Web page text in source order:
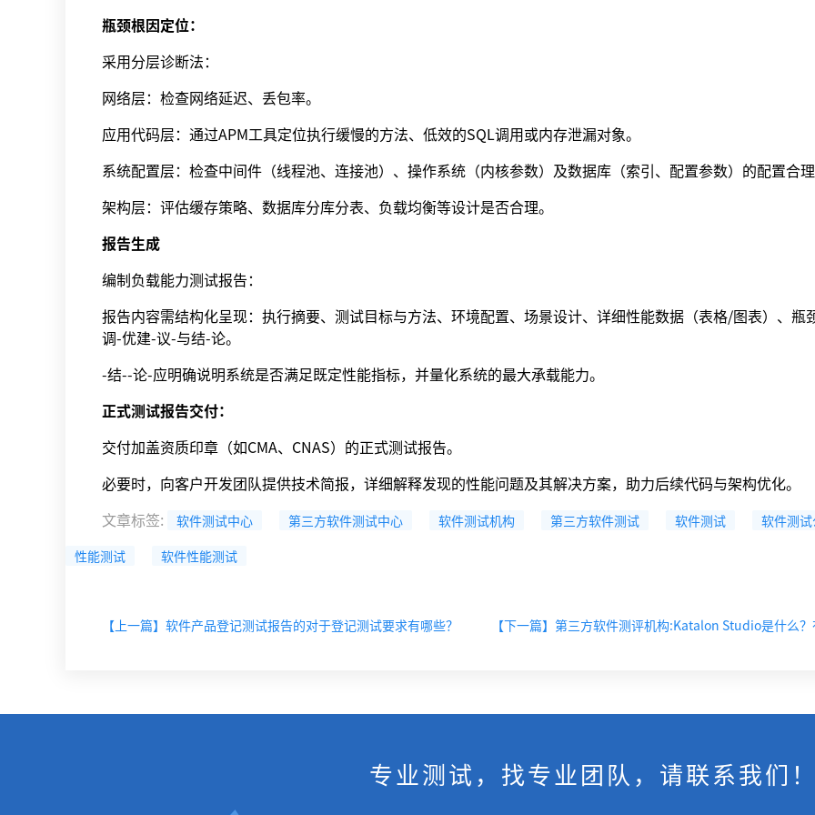
瓶颈根因定位：
采用分层诊断法：
网络层：检查网络延迟、丢包率。
应用代码层：通过APM工具定位执行缓慢的方法、低效的SQL调用或内存泄漏对象。
系统配置层：检查中间件（线程池、连接池）、操作系统（内核参数）及数据库（索引、配置参数）的配置合理
架构层：评估缓存策略、数据库分库分表、负载均衡等设计是否合理。
报告生成
编制负载能力测试报告：
报告内容需结构化呈现：执行摘要、测试目标与方法、环境配置、场景设计、详细性能数据（表格/图表）、瓶
调-优建-议-与结-论。
-结--论-应明确说明系统是否满足既定性能指标，并量化系统的最大承载能力。
正式测试报告交付：
交付加盖资质印章（如CMA、CNAS）的正式测试报告。
必要时，向客户开发团队提供技术简报，详细解释发现的性能问题及其解决方案，助力后续代码与架构优化。
文章标签: 软件测试中心 第三方软件测试中心 软件测试机构 第三方软件测试 软件测试
软件测
性能测试
软件性能测试
【上一篇】软件产品登记测试报告的对于登记测试要求有哪些？
专业测试，找专业团队，请联系我们！